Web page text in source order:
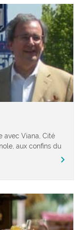
avec Viana, Cité
aux confins du
chevron_right